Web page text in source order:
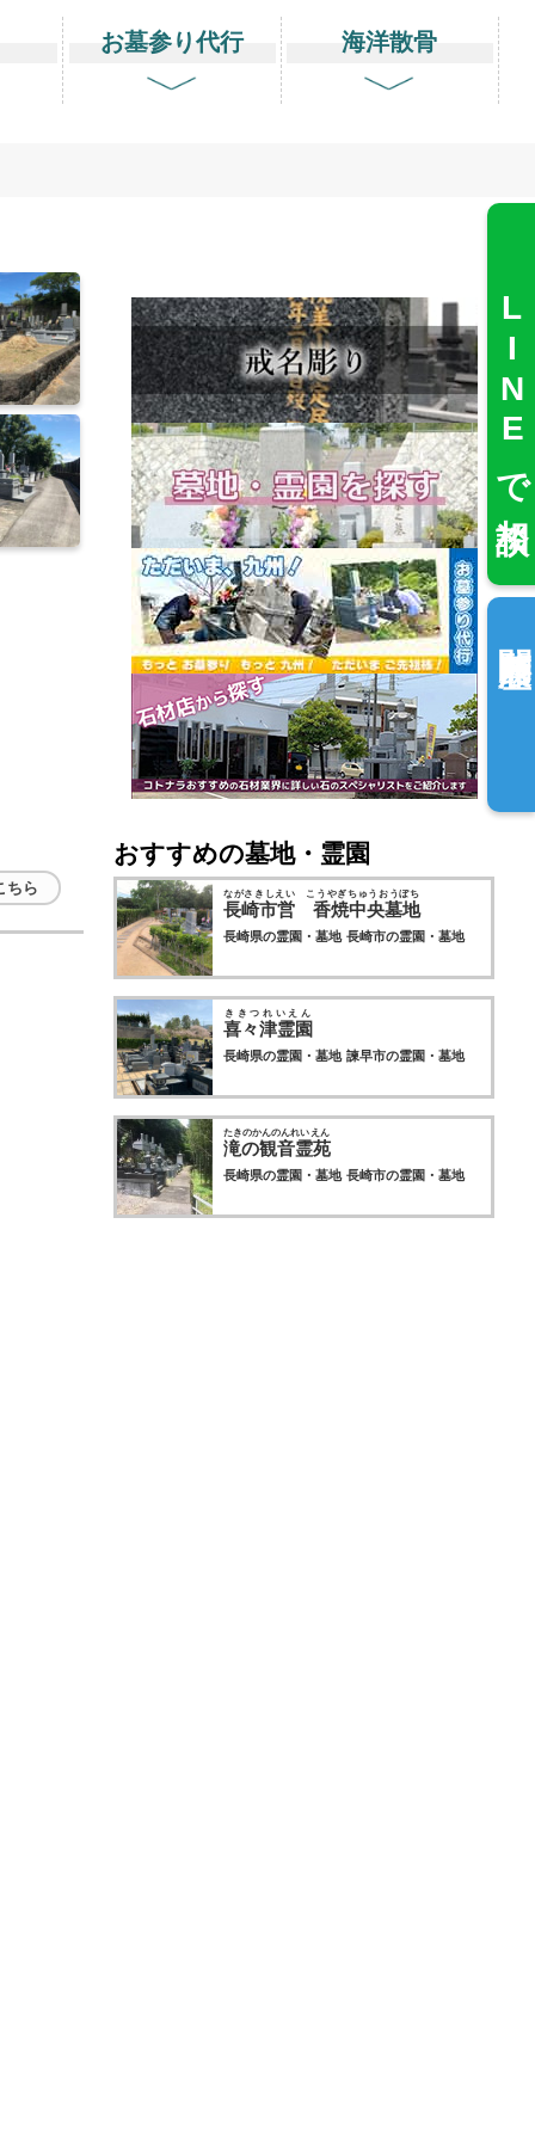
お墓参り代行 海洋散骨
ちら
おすすめの墓地・霊園
長崎市営 香焼中央墓地
ながさきしえい こうやぎちゅうおうぼち
長崎県の霊園・墓地 長崎市の霊園・墓地
喜々津霊園
ききつれいえん
長崎県の霊園・墓地 諫早市の霊園・墓地
滝の観音霊苑
たきのかんのんれいえん
長崎県の霊園・墓地 長崎市の霊園・墓地
LINEで相談